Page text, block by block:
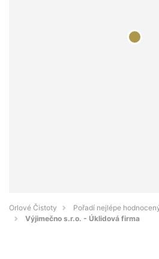
Orlové Čistoty
Pořadí nejlépe
Výjimečno s.r.o. - Úklidová firma